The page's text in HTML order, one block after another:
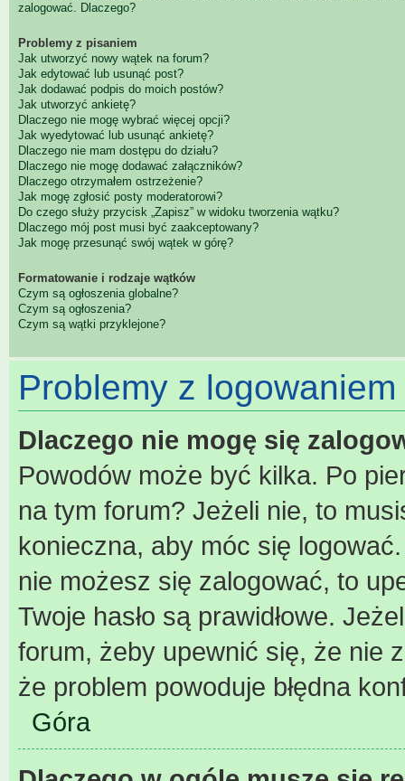
zalogować. Dlaczego?
Problemy z pisaniem
Jak utworzyć nowy wątek na forum?
Jak edytować lub usunąć post?
Jak dodawać podpis do moich postów?
Jak utworzyć ankietę?
Dlaczego nie mogę wybrać więcej opcji?
Jak wyedytować lub usunąć ankietę?
Dlaczego nie mam dostępu do działu?
Dlaczego nie mogę dodawać załączników?
Dlaczego otrzymałem ostrzeżenie?
Jak mogę zgłosić posty moderatorowi?
Do czego służy przycisk „Zapisz” w widoku tworzenia wątku?
Dlaczego mój post musi być zaakceptowany?
Jak mogę przesunąć swój wątek w górę?
Formatowanie i rodzaje wątków
Czym są ogłoszenia globalne?
Czym są ogłoszenia?
Czym są wątki przyklejone?
Problemy z
Dlaczego nie mogę się
Powodów może być kilka. Po
na tym forum? Jeżeli nie, to
konieczna, aby móc się
nie możesz się zalogować, to
Twoje hasło są prawidłowe.
forum, żeby upewnić się, że nie
że problem powoduje błędna
Góra